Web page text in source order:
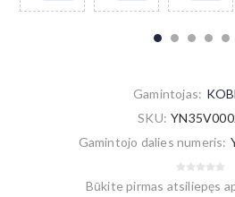
Gamintojas:
SKU:
Gamintojo dalies numeris:
Būkite pirmas atsiliepęs